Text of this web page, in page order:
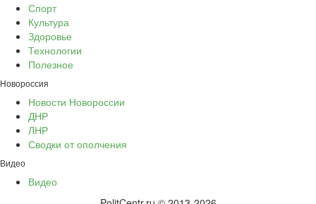
Спорт
Культура
Здоровье
Технологии
Полезное
Новороссия
Новости Новороссии
ДНР
ЛНР
Сводки от ополчения
Видео
Видео